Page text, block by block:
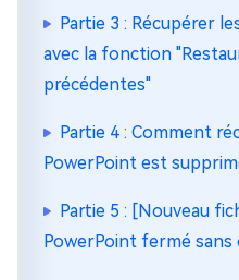
Partie 3 : Récupérer
avec la fonction
précédentes"
Partie 4 : Comment
PowerPoint est
Partie 5 : [Nouveau
PowerPoint fermé